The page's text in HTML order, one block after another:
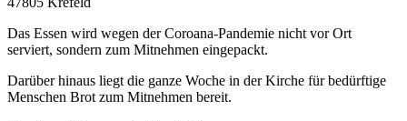
Das Essen wird wegen der Coroana-Pandemie nicht vor Ort
serviert, sondern zum Mitnehmen eingepackt.
Darüber hinaus liegt die ganze Woche in der Kirche für bedürftige
Menschen Brot zum Mitnehmen bereit.